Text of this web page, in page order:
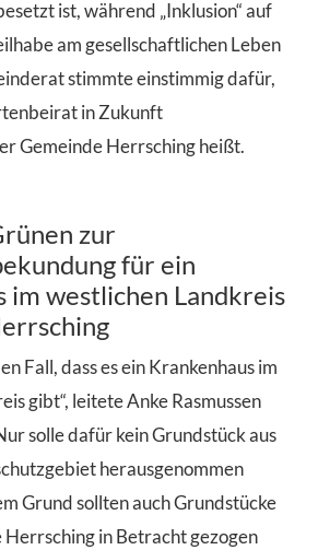
ist, während „Inklusion“ auf
am gesellschaftlichen Leben
stimmte einstimmig dafür,
in Zukunft
Gemeinde Herrsching heißt.
zur
für ein
im westlichen Landkreis
Fall, dass es ein Krankenhaus im
gibt“, leitete Anke Rasmussen
solle dafür kein Grundstück aus
herausgenommen
Grund sollten auch Grundstücke
Herrsching in Betracht gezogen